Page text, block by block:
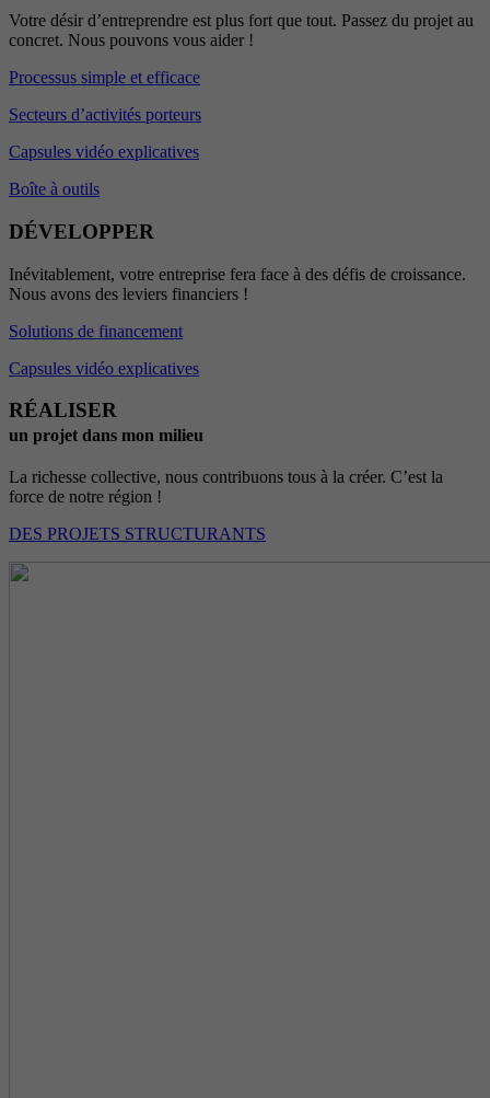
Votre désir d’entreprendre est plus fort que tout. Passez du projet au
concret. Nous pouvons vous aider !
Processus simple et efficace
Secteurs d’activités porteurs
Capsules vidéo explicatives
Boîte à outils
DÉVELOPPER
Inévitablement, votre entreprise fera face à des défis de croissance.
Nous avons des leviers financiers !
Solutions de financement
Capsules vidéo explicatives
RÉALISER
un projet dans mon milieu
La richesse collective, nous contribuons tous à la créer. C’est la
force de notre région !
DES PROJETS STRUCTURANTS